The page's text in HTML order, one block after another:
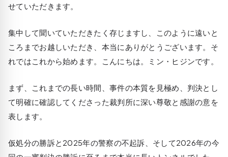
せていただきます。
集中して聞いていただきたく存じますし、このように遠いと
ころまでお越しいただき、本当にありがとうございます。そ
れではこれから始めます。こんにちは。ミン・ヒジンです。
まず、これまでの長い時間、事件の本質を見極め、判決とし
て明確に確認してくださった裁判所に深い尊敬と感謝の意を
表します。
仮処分の勝訴と2025年の警察の不起訴、そして2026年の今